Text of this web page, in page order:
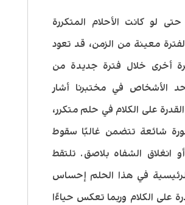
لو كانت الأحلام المتكررة
معينة من الزمن، قد تعود
أخرى خلال فترة جديدة من
الأشخاص في مختبرنا أشار
على الكلام في حلم متكرر،
شائعة تتضمن غالبًا سقوط
انغلاق الشفاه بلاصق. تلتقط
في هذا الحلم إحساس
على الكلام وربما تعكس حياءًا